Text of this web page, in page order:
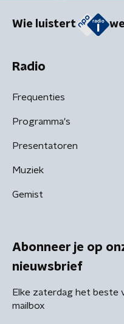
Wie luistert
Radio
Frequenties
Programma's
Presentatoren
Muziek
Gemist
Abonneer je op
nieuwsbrief
Elke zaterdag het beste
mailbox